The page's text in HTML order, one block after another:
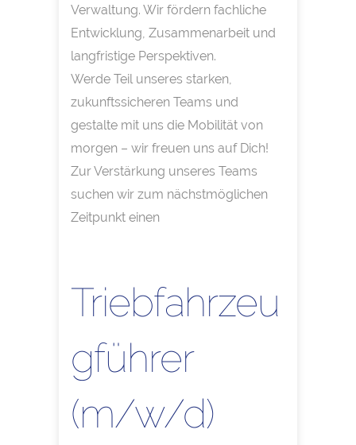
Verwaltung. Wir fördern fachliche
Entwicklung, Zusammenarbeit und
langfristige Perspektiven.
Werde Teil unseres starken,
zukunftssicheren Teams und
gestalte mit uns die Mobilität von
morgen – wir freuen uns auf Dich!
Zur Verstärkung unseres Teams
suchen wir zum nächstmöglichen
Zeitpunkt einen
Triebfahrzeu
gführer
(m/w/d)